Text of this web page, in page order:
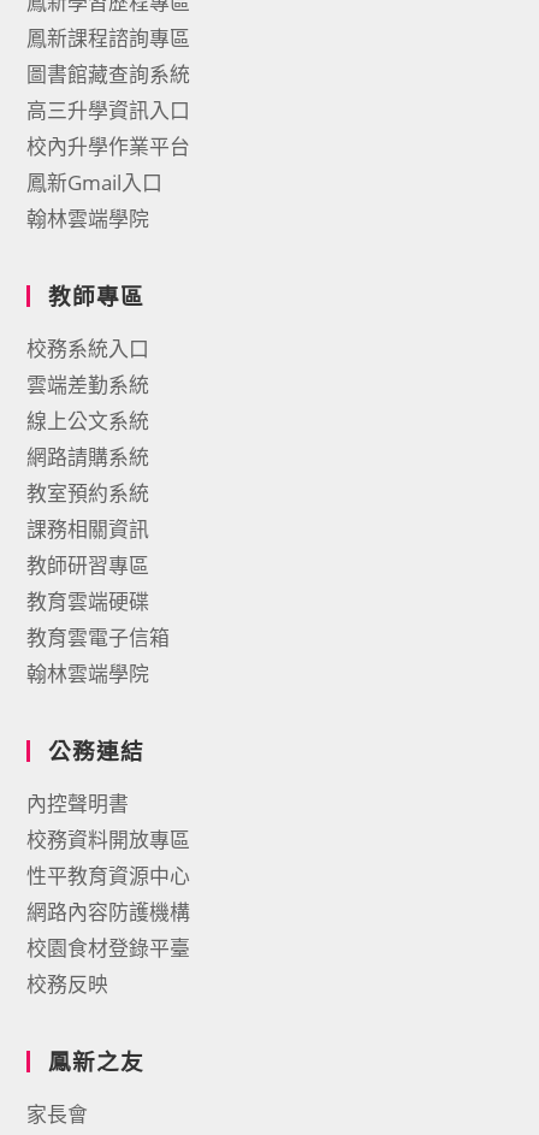
鳳新課程諮詢專區
圖書館藏查詢系統
高三升學資訊入口
校內升學作業平台
鳳新Gmail入口
翰林雲端學院
教師專區
校務系統入口
雲端差勤系統
線上公文系統
網路請購系統
教室預約系統
課務相關資訊
教師研習專區
教育雲端硬碟
教育雲電子信箱
翰林雲端學院
公務連結
內控聲明書
校務資料開放專區
性平教育資源中心
網路內容防護機構
校園食材登錄平臺
校務反映
鳳新之友
家長會